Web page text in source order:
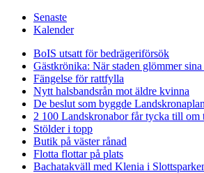
Senaste
Kalender
BoIS utsatt för bedrägeriförsök
Gästkrönika: När staden glömmer sina
Fängelse för rattfylla
Nytt halsbandsrån mot äldre kvinna
De beslut som byggde Landskrona
2 100 Landskronabor får tycka till om
Stölder i topp
Butik på väster rånad
Flotta flottar på plats
Bachatakväll med Klenia i